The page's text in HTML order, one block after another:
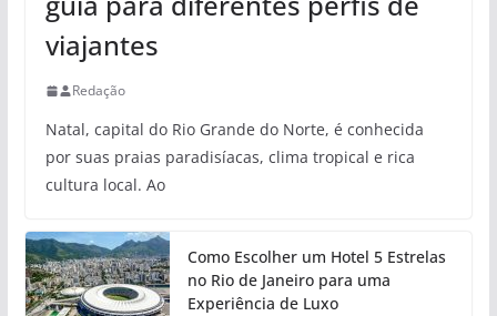
viajantes
Redação
Natal, capital do Rio Grande do Norte, é conhecida
por suas praias paradisíacas, clima tropical e rica
cultura local. Ao
Como Escolher um Hotel 5 Estrelas
no Rio de Janeiro para uma
Experiência de Luxo